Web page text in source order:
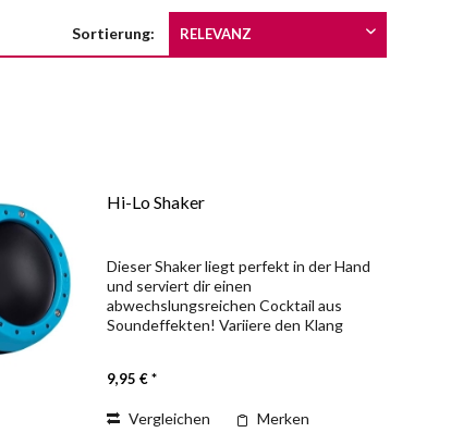
Sortierung:
Hi-Lo Shaker
Dieser Shaker liegt perfekt in der Hand
und serviert dir einen
abwechslungsreichen Cocktail aus
Soundeffekten! Variiere den Klang
Karton. Durchmesser: ca. 7,5 cm
9,95 € *
Vergleichen Merken